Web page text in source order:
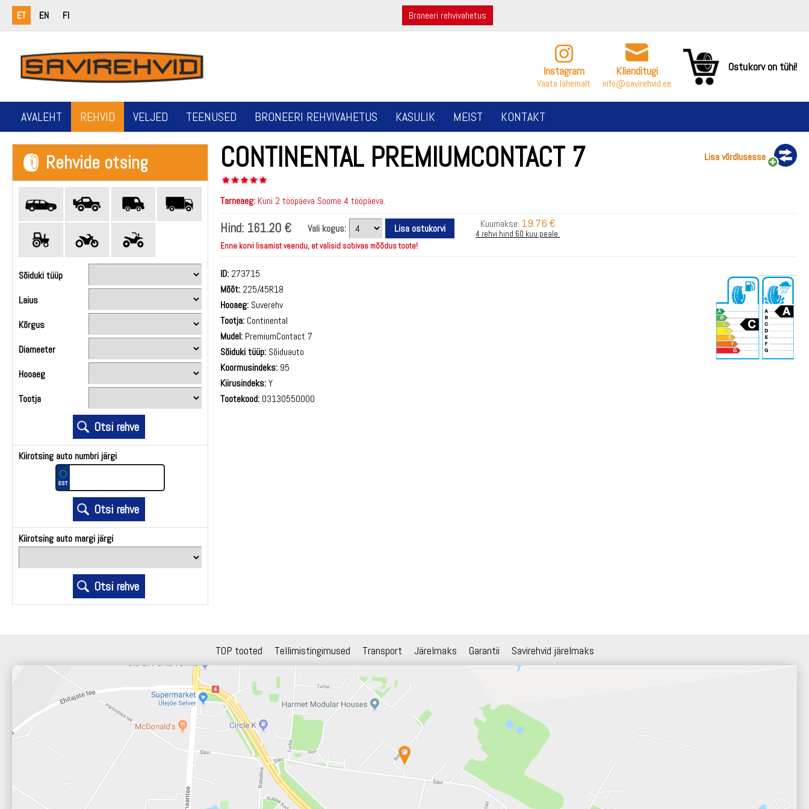
ET EN FI Broneeri rehvivahetus
Instagram
Vaata lähemalt
Klienditugi
info@savirehvid.ee
Ostukorv on tühi!
AVALEHT REHVID VELJED TEENUSED BRONEERI REHVIVAHETUS KASULIK MEIST KONTAKT
Rehvide otsing
Sõiduki tüüp
Laius
Kõrgus
Diameeter
Hooaeg
Tootja
Kiirotsing auto numbri järgi
Kiirotsing auto margi järgi
CONTINENTAL PREMIUMCONTACT 7 Lisa võrdlusesse
Tarneaeg: Kuni 2 tööpäeva Soome 4 tööpäeva.
Hind: 161.20 € Vali kogus: Kuumakse: 19.76 €
4 rehvi hind 60 kuu peale.
Enne korvi lisamist veendu, et valisid sobivas mõõdus toote!
ID: 273715
Mõõt: 225/45R18
Hooaeg: Suverehv
Tootja: Continental
Mudel: PremiumContact 7
Sõiduki tüüp: Sõiduauto
Koormusindeks: 95
Kiirusindeks:Y
Tootekood: 03130550000
TOP tooted Tellimistingimused Transport Järelmaks Garantii Savirehvid järelmaks